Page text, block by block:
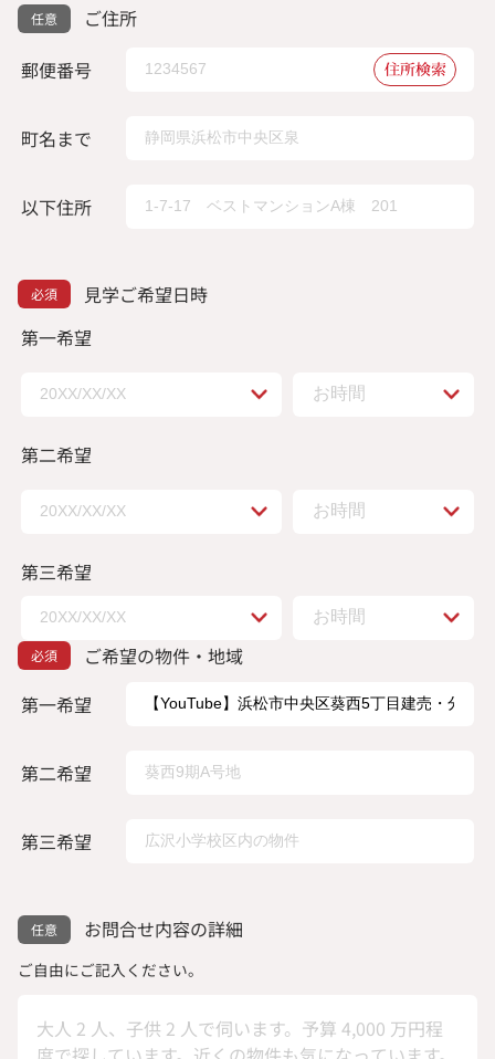
ご住所
郵便番号
住所検索
町名まで
以下住所
見学ご希望日時
第一希望
第二希望
第三希望
ご希望の物件・地域
第一希望
第二希望
第三希望
お問合せ内容の詳細
ご自由にご記入ください。